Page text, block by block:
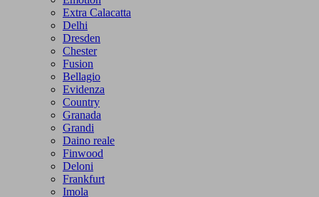
Extra Calacatta
Delhi
Dresden
Chester
Fusion
Bellagio
Evidenza
Country
Granada
Grandi
Daino reale
Finwood
Deloni
Frankfurt
Imola